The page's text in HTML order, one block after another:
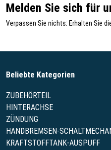
Melden Sie sich für
Verpassen Sie nichts: Erhalten Sie
Beliebte Kategorien
ZUBEHÖRTEIL
HINTERACHSE
ZÜNDUNG
HANDBREMSEN-
KRAFTSTOFFTANK-AUSPUFF